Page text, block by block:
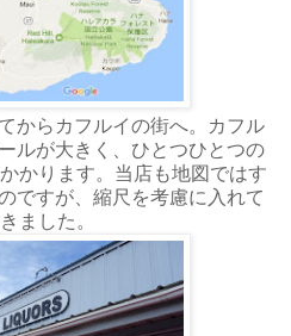
からカフルイの街へ。カフル
ルが大きく、ひとつひとつの
かります。当店も地図ではす
ですが、縮尺を考慮に入れて
ました。